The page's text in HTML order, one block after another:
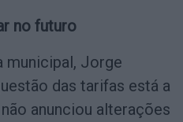
no futuro
municipal, Jorge
das tarifas está a
anunciou alterações